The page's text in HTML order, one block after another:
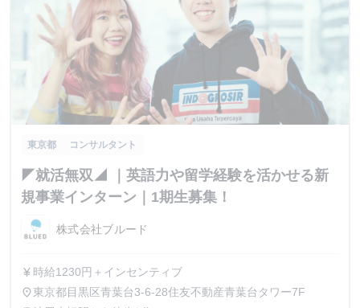
東京都 コンサルタント
◤就活無双◢ ｜英語力や留学経験を活かせる新
規事業インターン｜1期生募集！
株式会社ブルード
currency_yen 時給1230円＋インセンティブ
place東京都目黒区青葉台3-6-28住友不動産青葉台タワー7F